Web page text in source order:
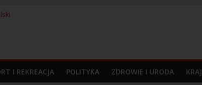
zatrzymanych przez Straż Graniczną
I REKREACJA POLITYKA ZDROWIE I URODA KRAJ